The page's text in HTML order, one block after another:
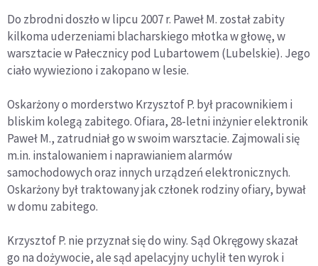
Do zbrodni doszło w lipcu 2007 r. Paweł M. został zabity
kilkoma uderzeniami blacharskiego młotka w głowę, w
warsztacie w Pałecznicy pod Lubartowem (Lubelskie). Jego
ciało wywieziono i zakopano w lesie.
Oskarżony o morderstwo Krzysztof P. był pracownikiem i
bliskim kolegą zabitego. Ofiara, 28-letni inżynier elektronik
Paweł M., zatrudniał go w swoim warsztacie. Zajmowali się
m.in. instalowaniem i naprawianiem alarmów
samochodowych oraz innych urządzeń elektronicznych.
Oskarżony był traktowany jak członek rodziny ofiary, bywał
w domu zabitego.
Krzysztof P. nie przyznał się do winy. Sąd Okręgowy skazał
go na dożywocie, ale sąd apelacyjny uchylił ten wyrok i